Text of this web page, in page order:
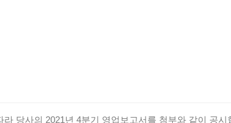
당사의 2021년 4분기 영업보고서를 첨부와 같이 공시